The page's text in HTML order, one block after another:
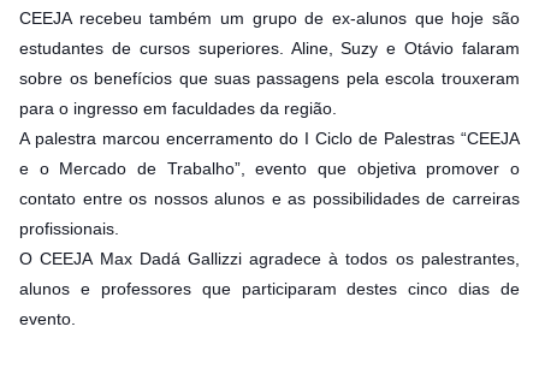
CEEJA recebeu também um grupo de ex-alunos que hoje são
estudantes de cursos superiores. Aline, Suzy e Otávio falaram
sobre os benefícios que suas passagens pela escola trouxeram
para o ingresso em faculdades da região.
A palestra marcou encerramento do I Ciclo de Palestras “CEEJA
e o Mercado de Trabalho”, evento que objetiva promover o
contato entre os nossos alunos e as possibilidades de carreiras
profissionais.
O CEEJA Max Dadá Gallizzi agradece à todos os palestrantes,
alunos e professores que participaram destes cinco dias de
evento.